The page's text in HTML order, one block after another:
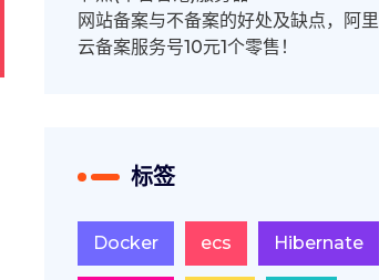
网站备案与不备案的好处及缺点，阿里
云备案服务号10元1个零售！
标签
Docker ecs Hibernate